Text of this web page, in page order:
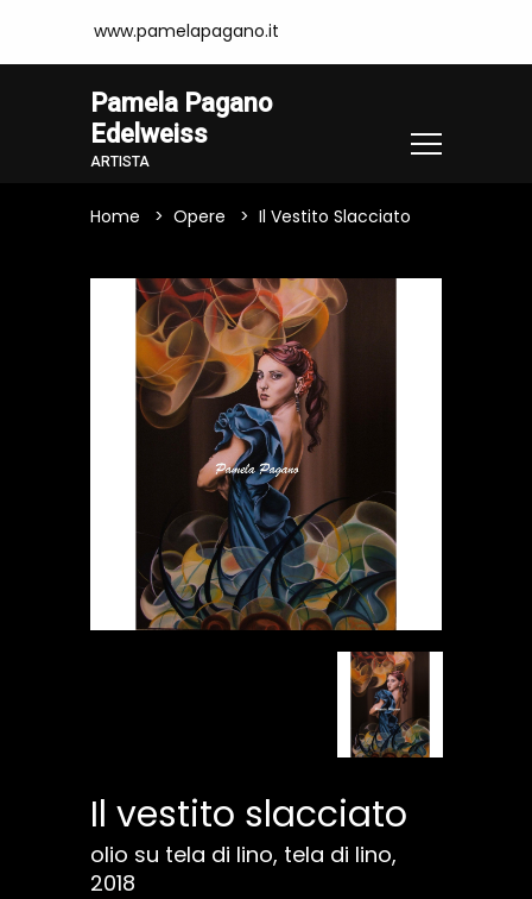
www.pamelapagano.it
Pamela Pagano
Edelweiss
ARTISTA
Home Opere Il Vestito Slacciato
Il vestito slacciato
olio su tela di lino, tela di lino,
2018